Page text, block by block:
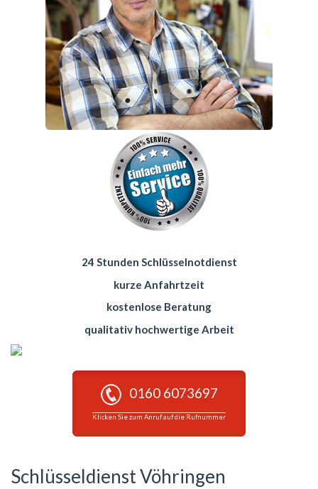
24 Stunden Schlüsselnotdienst
kurze Anfahrtzeit
kostenlose Beratung
qualitativ hochwertige Arbeit
0160 6073697
Klicken Sie zum Anruf auf die Rufnummer
Schlüsseldienst Vöhringen